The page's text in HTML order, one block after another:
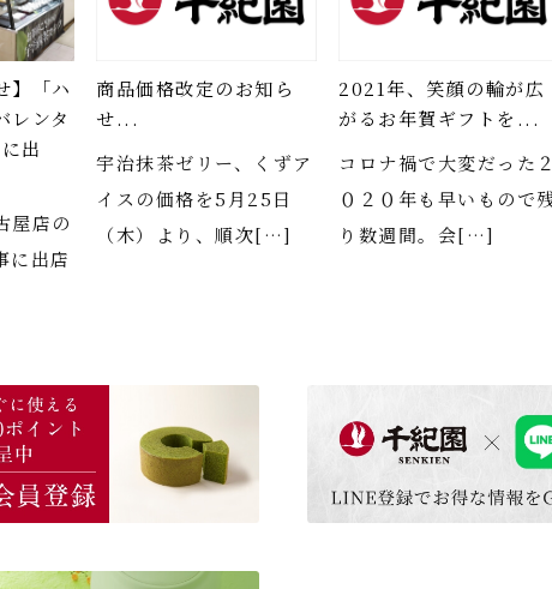
】「ハ
レンタ
出
屋店の
に出店
商品価格改定のお知ら
せ...
宇治抹茶ゼリー、くずア
イスの価格を5月25日
（木）より、順次[…]
2021年、笑顔の輪が広
がるお年賀ギフトを...
コロナ禍で大変だった
０２０年も早いもので
り数週間。会[…]